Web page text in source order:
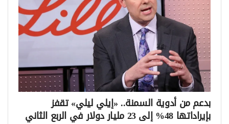
بدعم من أدوية السمنة.. «إيلي ليلي» تقفز
بإيراداتها 48% إلى 23 مليار دولار في الربع الثاني